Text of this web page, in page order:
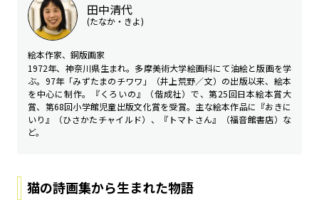
田中清代
(たなか・きよ)
絵本作家、銅版画家
1972年、神奈川県生まれ。多摩美術大学絵画科にて油絵と版画を学
ぶ。97年「みずたまのチワワ」（井上荒野／文）の出版以来、絵本
を中心に制作。『くろいの』（偕成社）で、第25回日本絵本賞大
賞、第68回小学館児童出版文化賞を受賞。主な絵本作品に『おきに
いり』（ひさかたチャイルド）、『トマトさん』（福音館書店）な
ど。
猫の詩画集から生まれた物語